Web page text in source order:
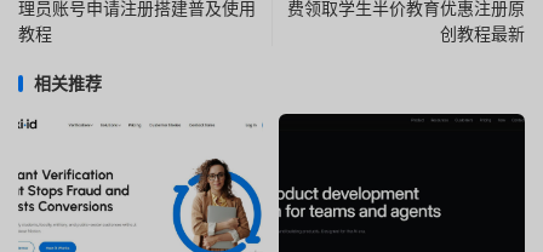
理员账号申请注册搭建普及使用
教程
费领取学生半价教育优惠注册原
创教程最新
相关推荐